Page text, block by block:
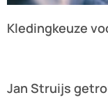
Kledingkeuze
Jan Struijs